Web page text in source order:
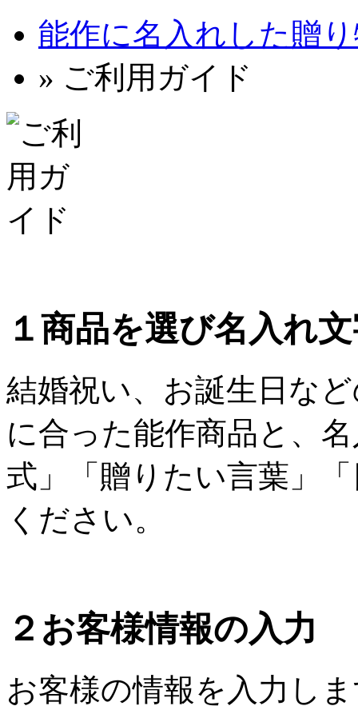
能作に名入れした贈
» ご利用ガイド
１商品を選び名入れ
結婚祝い、お誕生日な
に合った能作商品と、
式」「贈りたい言葉」
ください。
２ お客様情報の入力
お客様の情報を入力し